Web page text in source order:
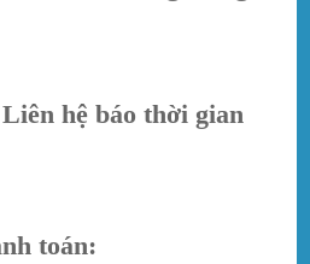
hệ báo thời gian
toán: